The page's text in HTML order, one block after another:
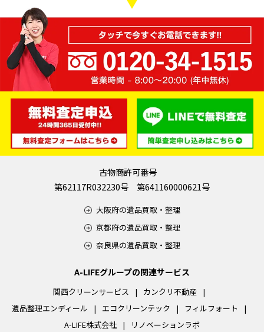
古物商許可番号
第62117R032230号 第641160000621号
大阪府の遺品買取・整理
京都府の遺品買取・整理
奈良県の遺品買取・整理
A-LIFEグループの関連サービス
関西クリーンサービス
カンクリ不動産
遺品整理エンディール
エコクリーンテック
フィルフォート
A-LIFE株式会社
リノベーションラボ